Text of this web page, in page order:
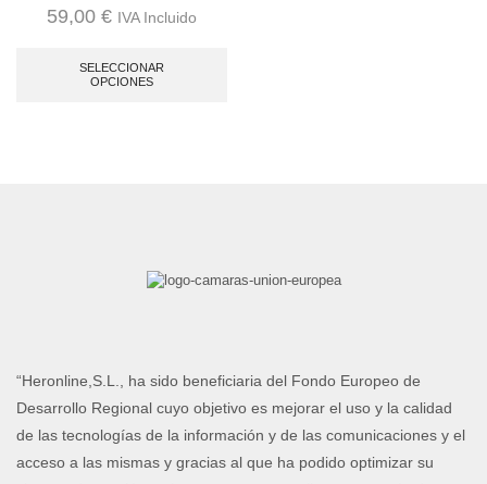
59,00 € IVA Incluido
SELECCIONAR
OPCIONES
página
“Heronline,S.L., ha sido beneficiaria del Fondo Europeo de
Desarrollo Regional cuyo objetivo es mejorar el uso y la calidad
de las tecnologías de la información y de las comunicaciones y el
acceso a las mismas y gracias al que ha podido optimizar su